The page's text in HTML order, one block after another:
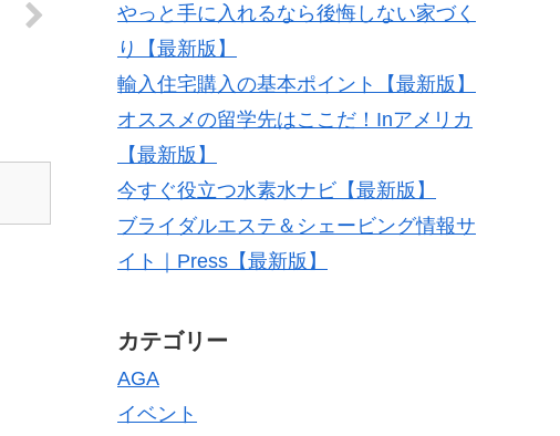
やっと手に入れるなら後悔しない家づく
り【最新版】
輸入住宅購入の基本ポイント【最新版】
オススメの留学先はここだ！Inアメリカ
【最新版】
今すぐ役立つ水素水ナビ【最新版】
ブライダルエステ＆シェービング情報サ
イト｜Press【最新版】
カテゴリー
AGA
イベント